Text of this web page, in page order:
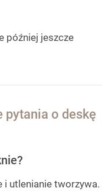
później jeszcze
pytania o deskę
i utlenianie tworzywa.